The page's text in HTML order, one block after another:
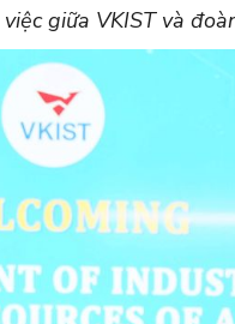
giữa VKIST và